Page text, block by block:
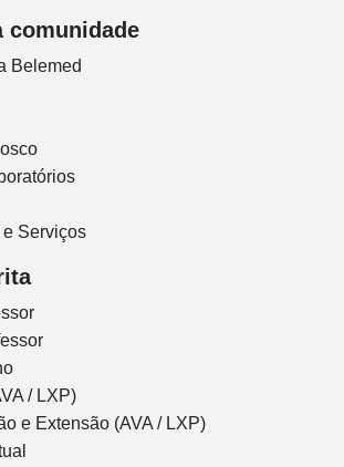
comunidade
Belemed
Serviços
/ LXP)
e Extensão (AVA / LXP)